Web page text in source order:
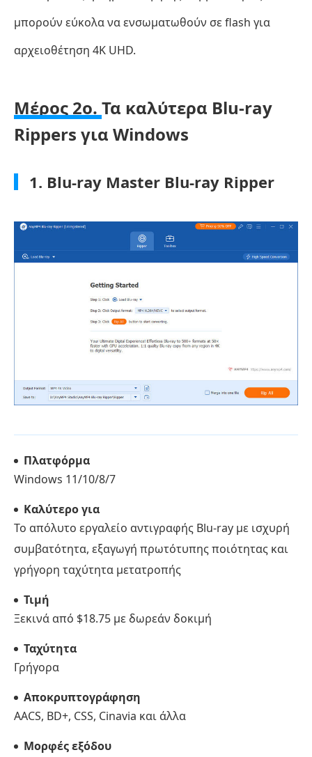
μπορούν εύκολα να ενσωματωθούν σε flash για
αρχειοθέτηση 4K UHD.
Μέρος 2ο. Τα καλύτερα Blu-ray
Rippers για Windows
1. Blu-ray Master Blu-ray Ripper
Πλατφόρμα
Windows 11/10/8/7
Καλύτερο για
Το απόλυτο εργαλείο αντιγραφής Blu-ray με ισχυρή
συμβατότητα, εξαγωγή πρωτότυπης ποιότητας και
γρήγορη ταχύτητα μετατροπής
Τιμή
Ξεκινά από $18.75 με δωρεάν δοκιμή
Ταχύτητα
Γρήγορα
Αποκρυπτογράφηση
AACS, BD+, CSS, Cinavia και άλλα
Μορφές εξόδου